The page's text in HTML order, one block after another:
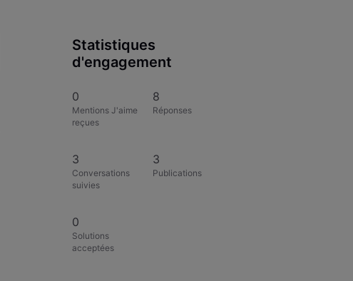
Statistiques
d'engagement
0
Mentions J'aime
reçues
8
Réponses
3
Conversations
suivies
3
Publications
0
Solutions
acceptées